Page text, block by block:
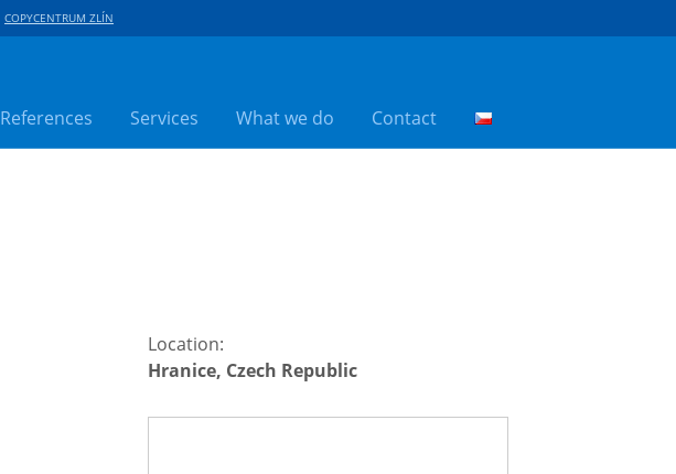
COPYCENTRUM ZLÍN
References Services What we do Contact
Location:
Hranice, Czech Republic